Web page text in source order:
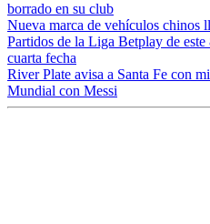
borrado en su club
Nueva marca de vehículos chinos
Partidos de la Liga Betplay de
cuarta fecha
River Plate avisa a Santa Fe con
Mundial con Messi